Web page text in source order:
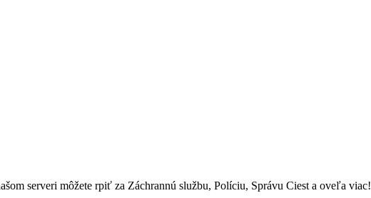
serveri môžete rpiť za Záchrannú službu, Políciu, Správu Ciest a oveľa